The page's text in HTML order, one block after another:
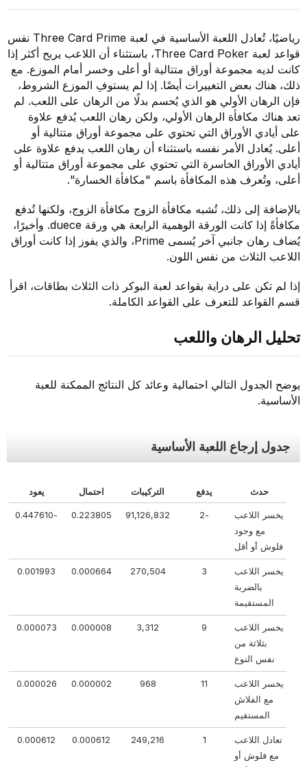
رياضيًا، تُعادل اللعبة الأساسية في لعبة Three Card Prime نفس
قواعد لعبة Three Card Poker، باستثناء أن اللاعب يربح أكثر إذا
كانت لديه مجموعة أوراق متتالية أو أعلى وخسر أمام الموزع. مع
ذلك، هناك بعض التغييرات أيضًا. إذا لم يستوفِ الموزع الشروط،
فإن الرهان الأولي هو الذي يُحسم بدلًا من الرهان على اللعب. لم
تعد هناك مكافأة الرهان الأولي، ولكن رهان اللعب يُدفع علاوة
على أيادي الأوراق التي تحتوي على مجموعة أوراق متتالية أو
أعلى. يُعادل الأمر نفسه باستثناء أن رهان اللعب يدفع علاوة على
أيادي الأوراق الخاسرة التي تحتوي على مجموعة أوراق متتالية أو
أعلى، وتُعرف هذه المكافأة باسم "مكافأة الخسارة".
بالإضافة إلى ذلك، تُشبه مكافأة الزوج مكافأة الزوج، ولكنها تُدفع
مكافأةً إذا كانت الورقة الوهمية الرابعة هي ورقة duece. وأخيرًا،
يُضاف رهان جانبي آخر يُسمى Prime، والذي يفوز إذا كانت أوراق
اللاعب الثلاث من نفس اللون.
إذا لم تكن على دراية بقواعد لعبة البوكر ذات الثلاث بطاقات، اقرأ
قسم القواعد للتعرف على القواعد الكاملة.
تحليل الرهان واللعب
يوضح الجدول التالي احتمالية وعائد كل النتائج الممكنة للعبة
الأساسية.
جدول إرجاع اللعبة الأساسية
حدث يدفع التركيبات احتمال يعود
يخسر اللاعب
مع وجود
فلوش أو أقل
91,126,832
0.223805
يخسر اللاعب
بالضربة
المستقيمة
270,504
0.000664
0.001993
يخسر اللاعب
بثلاثة من
نفس النوع
3,312
0.000008
0.000073
يخسر اللاعب
مع الفلاش
المستقيم
11
968
0.000002
0.000026
تعادل اللاعب
مع فلوش أو
249,216
0.000612
0.000612